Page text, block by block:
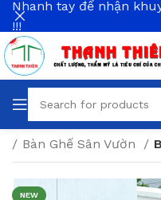
Bàn Ghế Sân Vườn
NEW
Nhanh tay để nhận
!!!